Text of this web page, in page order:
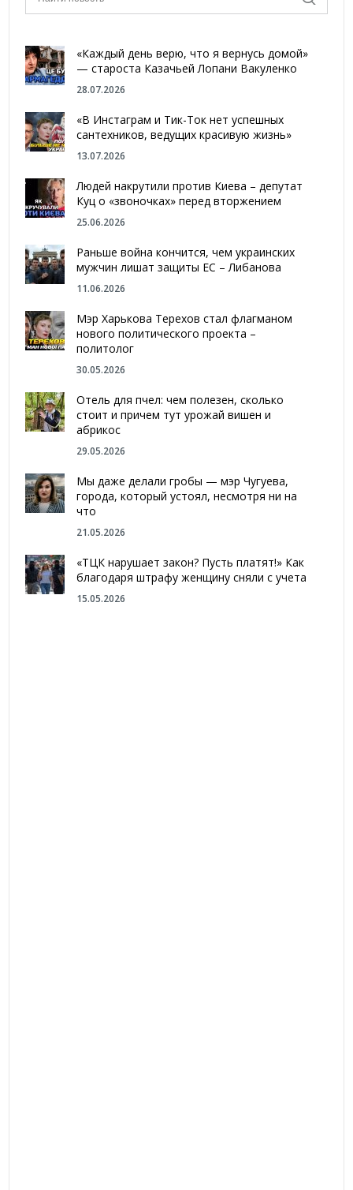
«Каждый день верю, что я вернусь домой»
— староста Казачьей Лопани Вакуленко
28.07.2026
«В Инстаграм и Тик-Ток нет успешных
сантехников, ведущих красивую жизнь»
13.07.2026
Людей накрутили против Киева – депутат
Куц о «звоночках» перед вторжением
25.06.2026
Раньше война кончится, чем украинских
мужчин лишат защиты ЕС – Либанова
11.06.2026
Мэр Харькова Терехов стал флагманом
нового политического проекта –
политолог
30.05.2026
Отель для пчел: чем полезен, сколько
стоит и причем тут урожай вишен и
абрикос
29.05.2026
Мы даже делали гробы — мэр Чугуева,
города, который устоял, несмотря ни на
что
21.05.2026
«ТЦК нарушает закон? Пусть платят!» Как
благодаря штрафу женщину сняли с учета
15.05.2026